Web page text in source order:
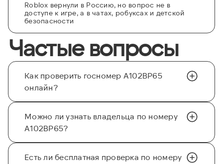
Roblox вернули в Россию, но вопрос не в
доступе к игре, а в чатах, робуксах и детской
безопасности
Частые вопросы
Как проверить госномер А102ВР65
онлайн?
Можно ли узнать владельца по номеру
А102ВР65?
Есть ли бесплатная проверка по номеру